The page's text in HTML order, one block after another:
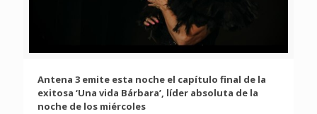
Antena 3 emite esta noche el capítulo final de la
exitosa ‘Una vida Bárbara’, líder absoluta de la
noche de los miércoles